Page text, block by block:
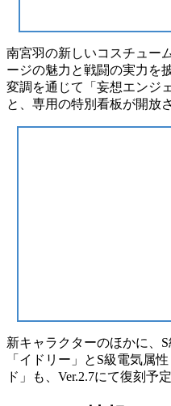
南宮羽の新しいコスチュー
ージの魅力と戦闘の実力を
変調を通じて「妄想エンジ
と、専用の特別看板が開放
新キャラクターのほかに、
「イドリー」とS級電気属
ド」も、Ver.2.7にて復刻予定